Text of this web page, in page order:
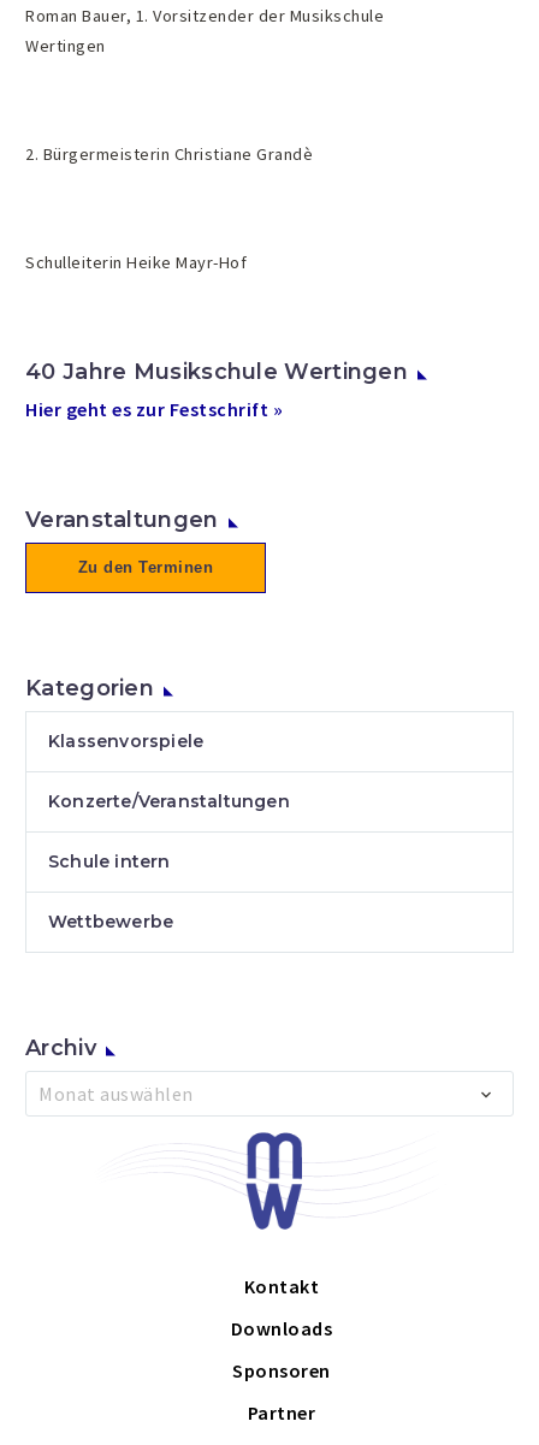
Roman Bauer, 1. Vorsitzender der Musikschule
Wertingen
2. Bürgermeisterin Christiane Grandè
Schulleiterin Heike Mayr-Hof
40 Jahre Musikschule Wertingen
Hier geht es zur Festschrift »
Veranstaltungen
Zu den Terminen
Kategorien
Klassenvorspiele
Konzerte/Veranstaltungen
Schule intern
Wettbewerbe
Archiv
Archiv
Monat auswählen
Kontakt
Downloads
Sponsoren
Partner